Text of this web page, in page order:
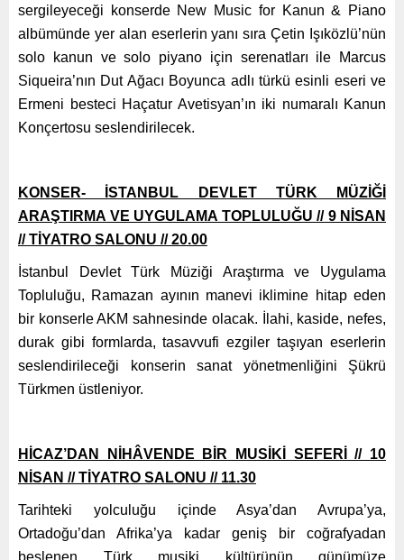
sergileyeceği konserde New Music for Kanun & Piano
albümünde yer alan eserlerin yanı sıra Çetin Işıközlü’nün
solo kanun ve solo piyano için serenatları ile Marcus
Siqueira’nın Dut Ağacı Boyunca adlı türkü esinli eseri ve
Ermeni besteci Haçatur Avetisyan’ın iki numaralı Kanun
Konçertosu seslendirilecek.
KONSER- İSTANBUL DEVLET TÜRK MÜZİĞİ
ARAŞTIRMA VE UYGULAMA TOPLULUĞU // 9 NİSAN
// TİYATRO SALONU // 20.00
İstanbul Devlet Türk Müziği Araştırma ve Uygulama
Topluluğu, Ramazan ayının manevi iklimine hitap eden
bir konserle AKM sahnesinde olacak. İlahi, kaside, nefes,
durak gibi formlarda, tasavvufi ezgiler taşıyan eserlerin
seslendirileceği konserin sanat yönetmenliğini Şükrü
Türkmen üstleniyor.
HİCAZ’DAN NİHÂVENDE BİR MUSİKİ SEFERİ // 10
NİSAN // TİYATRO SALONU // 11.30
Tarihteki yolculuğu içinde Asya’dan Avrupa’ya,
Ortadoğu’dan Afrika’ya kadar geniş bir coğrafyadan